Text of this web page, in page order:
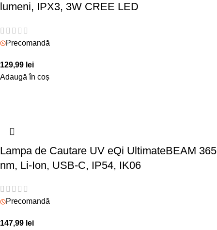
lumeni, IPX3, 3W CREE LED
Precomandă
129,99 lei
Adaugă în coș
Lampa de Cautare UV eQi UltimateBEAM 365
nm, Li-Ion, USB-C, IP54, IK06
Precomandă
147,99 lei